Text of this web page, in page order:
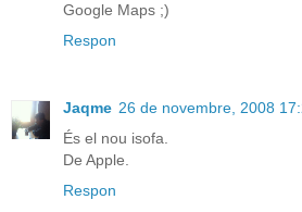
Google Maps ;)
Respon
Jaqme 26 de novembre, 2008
És el nou isofa.
De Apple.
Respon